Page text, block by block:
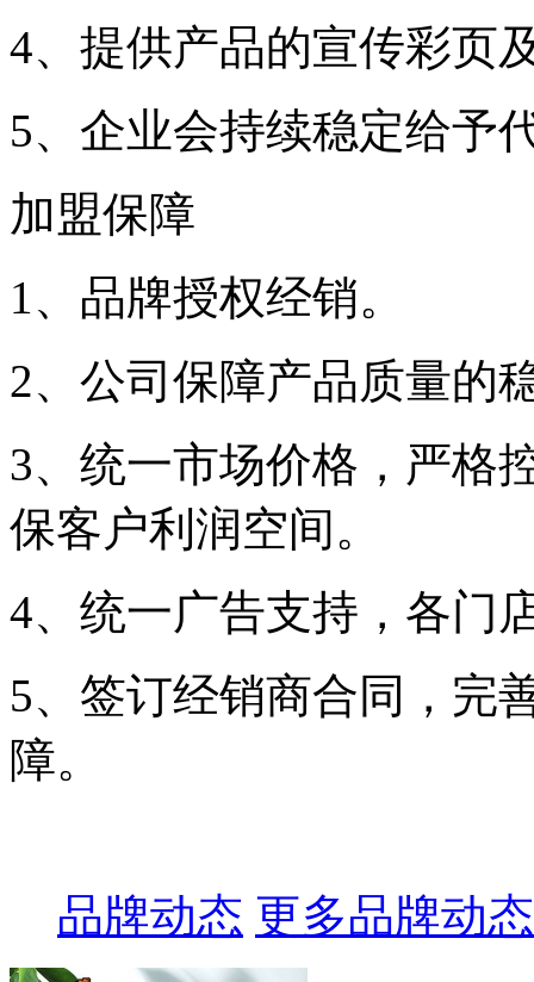
4、提供产品的宣传彩页
5、企业会持续稳定给予
加盟保障
1、品牌授权经销。
2、公司保障产品质量的
3、统一市场价格，严格
保客户利润空间。
4、统一广告支持，各门
5、签订经销商合同，完
障。
品牌动态 更多品牌动态